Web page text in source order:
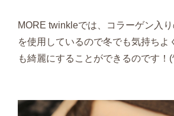
MORE twinkleでは、コラーゲン入
を使用しているので冬でも気持ちよ
も綺麗にすることができるのです！